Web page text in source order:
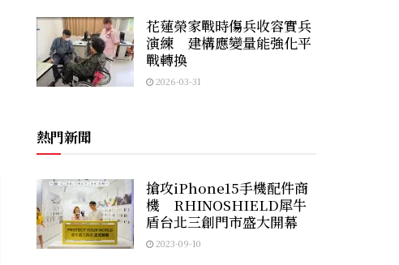
花蓮榮家戰時傷兵收容實兵
演練 建構應變量能強化平
戰轉換
2026-03-31
熱門新聞
搶攻iPhone15手機配件商
機 RHINOSHIELD犀牛
盾台北三創門市盛大開幕
2023-09-10